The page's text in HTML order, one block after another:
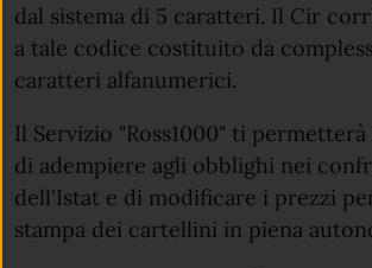
dal sistema di 5 caratteri. Il Cir
a tale codice costituito da
caratteri alfanumerici.
Il Servizio "Ross1000" ti
di adempiere agli obblighi nei
dell'Istat e di modificare i prezzi
stampa dei cartellini in piena